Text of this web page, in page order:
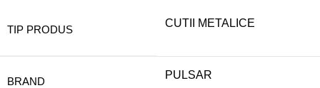
TIP PRODUS
CUTII METALICE
BRAND
PULSAR